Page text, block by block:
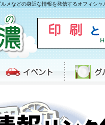
メなどの身近な情報を発信するオフィシャ